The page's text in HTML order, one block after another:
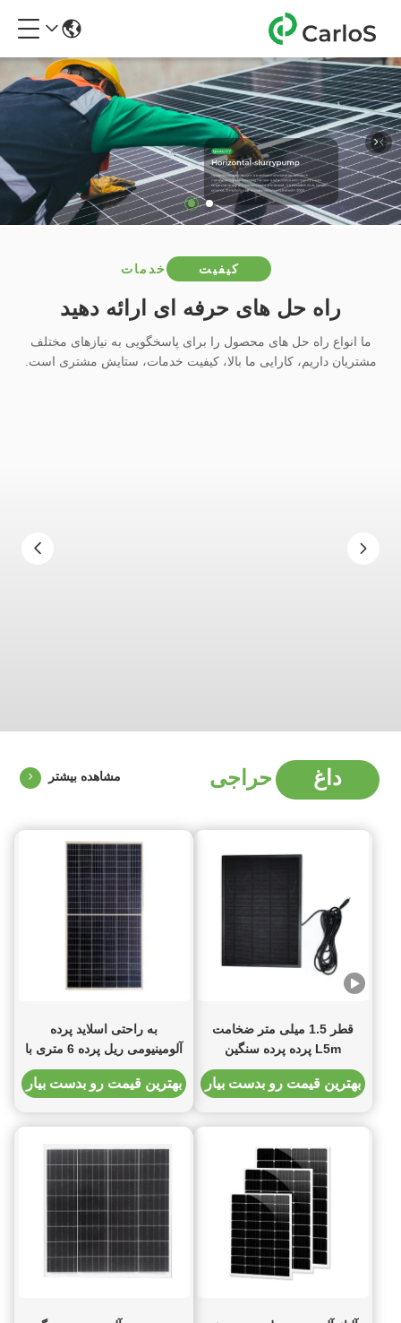
کیفیت خدمات
راه حل های حرفه ای ارائه دهید
ما انواع راه حل های محصول را برای پاسخگویی به نیازهای مختلف
مشتریان داریم، کارایی ما بالا، کیفیت خدمات، ستایش مشتری است.
داغ حراجی مشاهده بیشتر
قطر 1.5 میلی متر ضخامت
L5m پرده پرده سنگین
بهترین قیمت رو بدست بیار
به راحتی اسلاید پرده
آلومینیومی ریل پرده 6 متری با
تمام لوازم جانبی را انجام دهید
بهترین قیمت رو بدست بیار